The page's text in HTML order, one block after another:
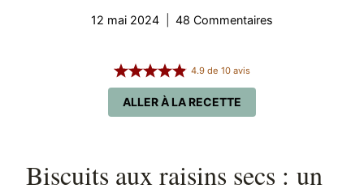
12 mai 2024 48 Commentaires
ALLER À LA RECETTE
4.9de 10avis
Biscuits aux raisins secs : un